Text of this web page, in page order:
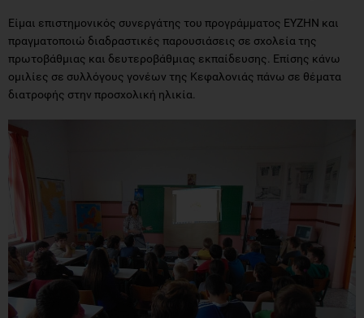
Είμαι επιστημονικός συνεργάτης του προγράμματος ΕΥΖΗΝ και
πραγματοποιώ διαδραστικές παρουσιάσεις σε σχολεία της
πρωτοβάθμιας και δευτεροβάθμιας εκπαίδευσης. Επίσης κάνω
ομιλίες σε συλλόγους γονέων της Κεφαλονιάς πάνω σε θέματα
διατροφής στην προσχολική ηλικία.